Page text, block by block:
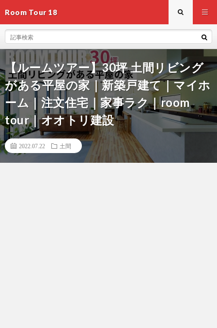
Room Tour 18
【ルームツアー】30坪 土間リビング
がある平屋の家｜新築戸建て｜マイホ
ーム｜注文住宅｜家事ラク｜room
tour｜オオトリ建設
2022.07.22 土間